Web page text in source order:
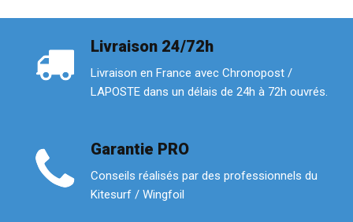
Livraison 24/72h
Livraison en France avec Chronopost /
LAPOSTE dans un délais de 24h à 72h ouvrés.
Garantie PRO
Conseils réalisés par des professionnels du
Kitesurf / Wingfoil